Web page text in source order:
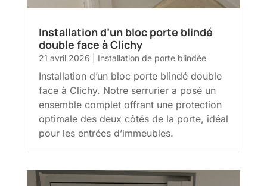
Installation d’un bloc porte blindé
double face à Clichy
21 avril 2026 Installation de porte blindée
Installation d’un bloc porte blindé double
face à Clichy. Notre serrurier a posé un
ensemble complet offrant une protection
optimale des deux côtés de la porte, idéal
pour les entrées d’immeubles.